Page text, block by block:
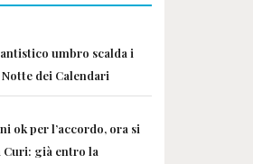
umbro scalda i
dei Calendari
ok per l’accordo, ora si
Curi: già entro la